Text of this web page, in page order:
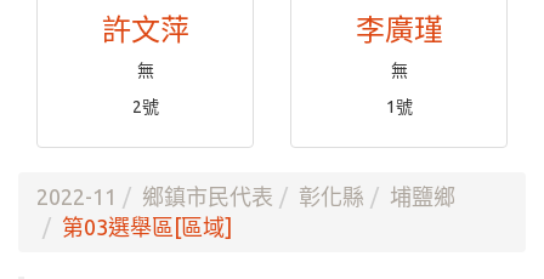
許文萍
無
2號
李廣瑾
無
1號
2022-11 鄉鎮市民代表 彰化縣
埔鹽鄉
第03選舉區[區域]